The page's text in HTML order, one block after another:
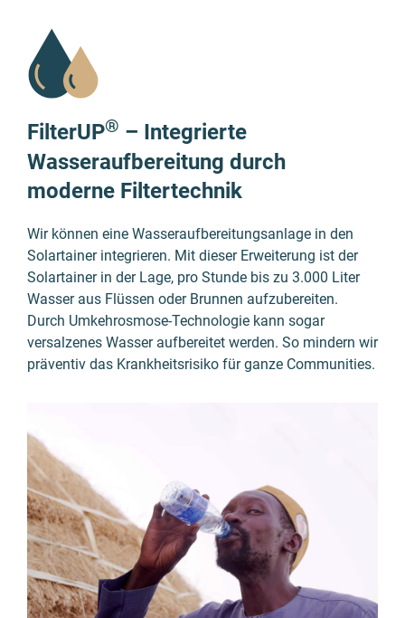
FilterUP® – Integrierte
Wasseraufbereitung durch
moderne Filtertechnik
Wir können eine Wasser­auf­bereitungs­anlage in den
Solartainer integrieren. Mit dieser Erweite­rung ist der
Solartainer in der Lage, pro Stunde bis zu 3.000 Liter
Wasser aus Flüssen oder Brunnen aufzu­bereiten.
Durch Umkehr­osmose-Techno­logie kann sogar
versalzenes Wasser aufbe­reitet werden. So mindern wir
präventiv das Krank­heits­risiko für ganze Communities.